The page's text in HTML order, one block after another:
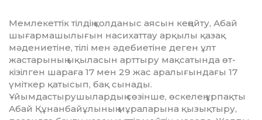
Мемлекеттік тілдің қолданыс аясын кеңейту, Абай
шығарма­шы­лығын насихаттау арқылы қа­зақ
мәдениетіне, тілі мен әде­бие­тіне деген ұлт
жастарының ықы­ласын арттыру мақсатында өт­
кізілген шараға 17 мен 29 жас ара­лығындағы 17
үміткер қаты­сып, бақ сынады.
Ұйымдастырушылардың сө­зін­ше, өскелең ұрпақты
Абай Құ­­нанбайұлының мұраларына қы­зықтыру,